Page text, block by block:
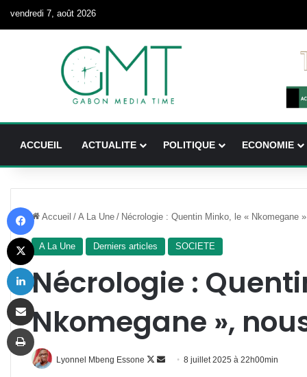
vendredi 7, août 2026
ACCUEIL ACTUALITE POLITIQUE ECONOMIE
Accueil / A La Une / Nécrologie : Quentin Minko, le « Nkomegane
A La Une Derniers articles SOCIETE
Nécrologie :
Nkomegane »,
Lyonnel Mbeng Essone
Follow
Envoyer8 juillet 2025 à 22h00min
X
Imprimer